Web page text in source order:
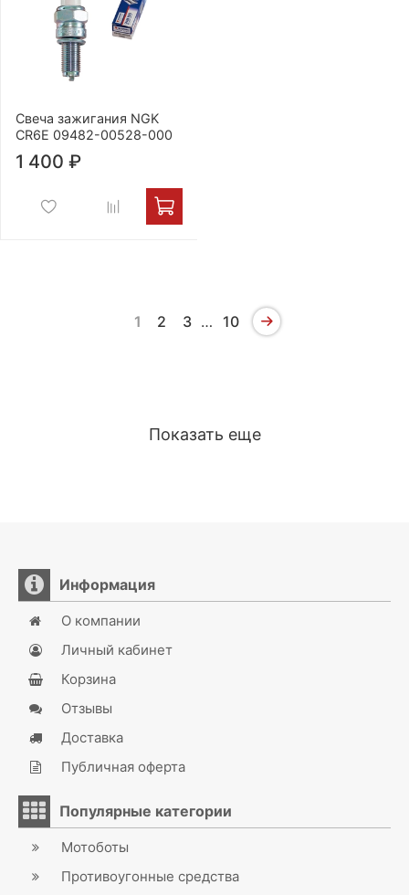
Свеча зажигания NGK
CR6E 09482-00528-000
1 400 ₽
1 2 3 … 10
Показать еще
Информация
О компании
Личный кабинет
Корзина
Отзывы
Доставка
Публичная оферта
Популярные категории
Мотоботы
Противоугонные средства